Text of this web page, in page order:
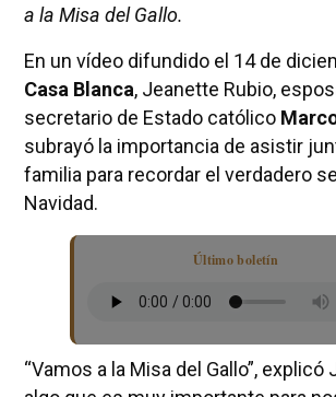
a la Misa del Gallo.
En un vídeo difundido el 14 de
Casa Blanca, Jeanette Rubio,
secretario de Estado católico
subrayó la importancia de asistir
familia para recordar el verdadero
Navidad.
Último boletín
“Vamos a la Misa del Gallo”, explicó